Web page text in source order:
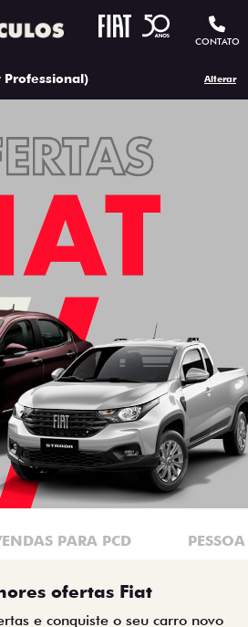
CONTATO
Professional) Alterar
PARA PCD
ofertas Fiat
e conquiste o seu carro novo